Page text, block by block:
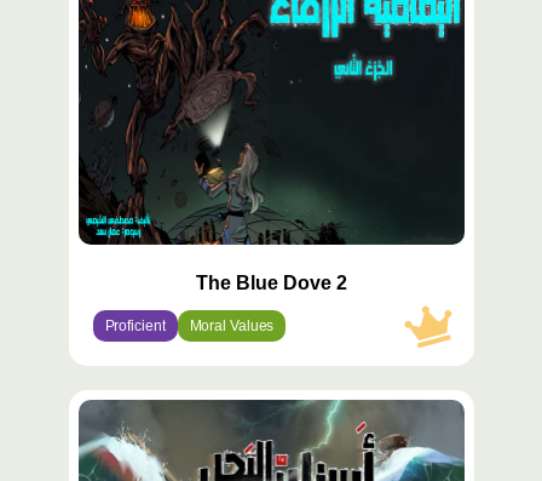
The Blue Dove 2
Proficient Moral Values
محتوى
مميّز